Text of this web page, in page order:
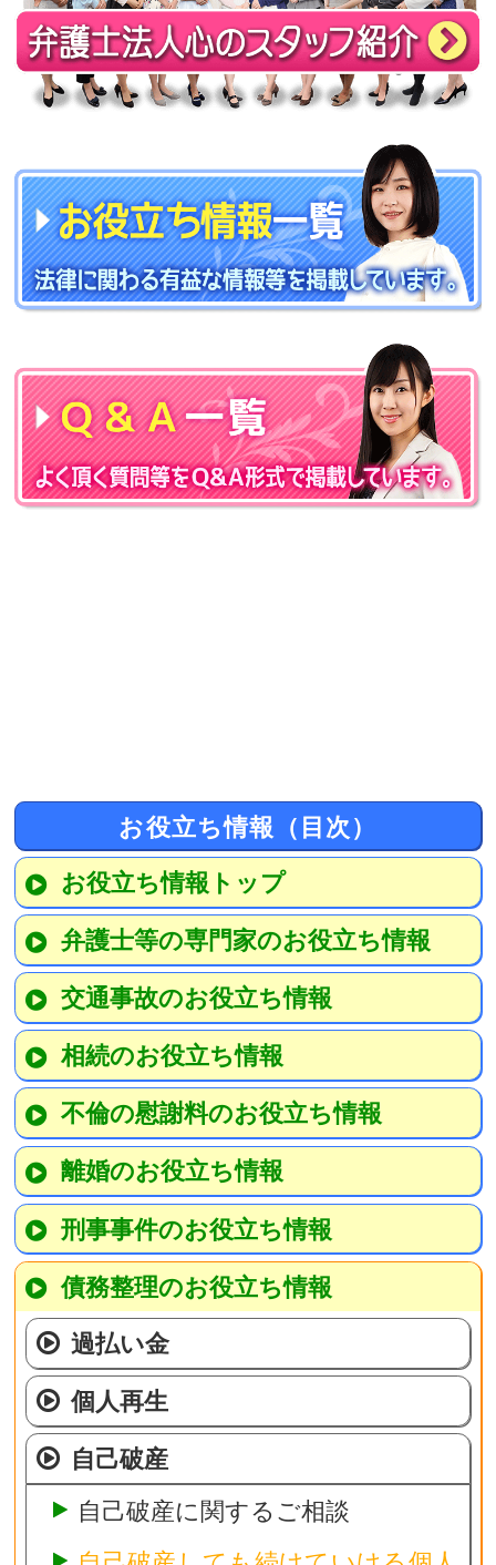
お役立ち情報（目次）
お役立ち情報トップ
弁護士等の専門家のお役立ち情報
交通事故のお役立ち情報
相続のお役立ち情報
不倫の慰謝料のお役立ち情報
離婚のお役立ち情報
刑事事件のお役立ち情報
債務整理のお役立ち情報
過払い金
個人再生
自己破産
自己破産に関するご相談